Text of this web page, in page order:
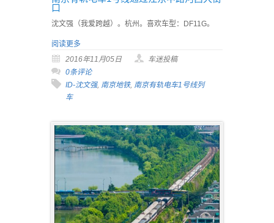
口
沈文强（我爱跨越）。杭州。喜欢车型：DF11G。
阅读更多
2016年11月05日
车迷投稿
0条评论
ID-沈文强, 南京地铁, 南京有轨电车1号线列
车